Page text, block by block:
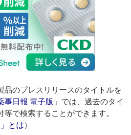
のプレスリリースのタイトルを
事日報 電子版 」では、過去のタイ
等で検索することができます。
とは）